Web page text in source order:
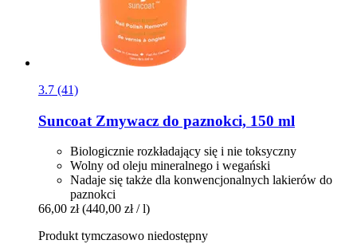
3.7 (41)
Suncoat Zmywacz do paznokci, 150 ml
Biologicznie rozkładający się i nie toksyczny
Wolny od oleju mineralnego i wegański
Nadaje się także dla konwencjonalnych lakierów do
paznokci
66,00 zł (440,00 zł / l)
Produkt tymczasowo niedostępny